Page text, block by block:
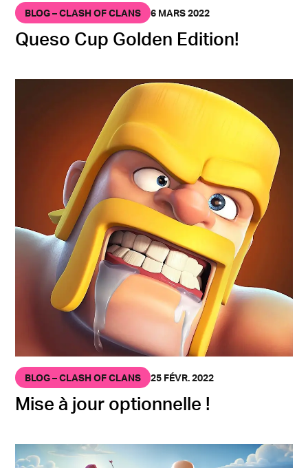
BLOG – CLASH OF CLANS 6 MARS 2022
Queso Cup Golden Edition!
BLOG – CLASH OF CLANS 25 FÉVR. 2022
Mise à jour optionnelle !